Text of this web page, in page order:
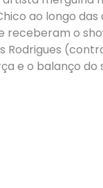
ao longo
receberam o
Rodrigues
o balanço do